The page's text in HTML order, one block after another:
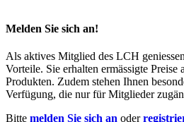
Melden Sie sich an!
Als aktives Mitglied des LCH
Vorteile. Sie erhalten ermässigte
Produkten. Zudem stehen Ihnen
Verfügung, die nur für Mitglieder
Bitte melden Sie sich an oder